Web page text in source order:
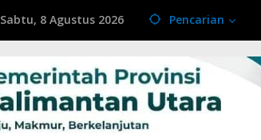
Sabtu, 8 Agustus 2026 Pencarian